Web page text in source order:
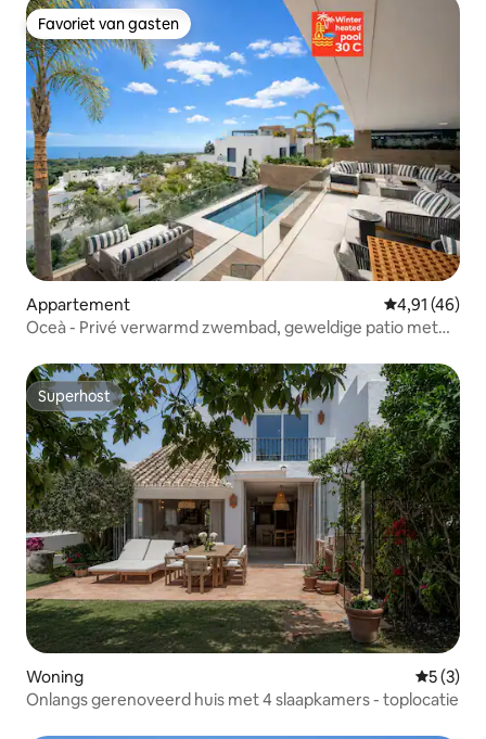
Favoriet van gasten
Favoriet van gasten
Appartement Gemiddelde
4,91 (46)
Oceà - Privé verwarmd zwembad, geweldige patio met
Superhost
Superhost
Woning
5 (3)
Onlangs gerenoveerd huis met 4 slaapkamers - toplocatie